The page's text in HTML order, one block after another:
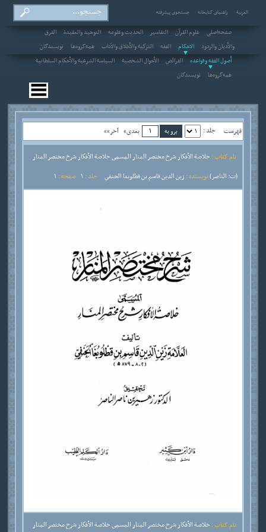
العربیة راهنمای کتابخانه جستجوی پیشرفته
صفحه‌اصلی علوم القرآن التفاسير الحديث وعلومه التوحيد والعقيدة
الفرق
والأديان والردود
الاحکام الفقه التزكية والأخلاق والآداب همه‌گروه‌ها
نویسندگان
أصول الفقه وقواعده
الفرائض الأحوال الشخصية
السياسة الشرعية والأحكام السلطانية
همه‌گروه‌ها
نویسندگان
فهرست جلد : بعدی» آخر»»
نام کتاب : خلاصة الأفكار شرح مختصر المنار المسمى خلاصة الأفكار شرح مختصر المنار
(ت: الناصر)نویسنده : زين الدين قاسم بن قطلوبغا الحنفي جلد : صفحه :
نام کتاب : خلاصة الأفكار شرح مختصر المنار المسمى خلاصة الأفكار شرح مختصر المنار